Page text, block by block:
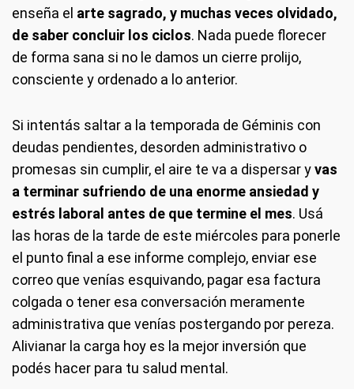
enseña el arte sagrado, y muchas veces olvidado,
de saber concluir los ciclos. Nada puede florecer
de forma sana si no le damos un cierre prolijo,
consciente y ordenado a lo anterior.
Si intentás saltar a la temporada de Géminis con
deudas pendientes, desorden administrativo o
promesas sin cumplir, el aire te va a dispersar yvas
a terminar sufriendo de una enorme ansiedad y
estrés laboral antes de que termine el mes. Usá
las horas de la tarde de este miércoles para ponerle
el punto final a ese informe complejo, enviar ese
correo que venías esquivando, pagar esa factura
colgada o tener esa conversación meramente
administrativa que venías postergando por pereza.
Alivianar la carga hoy es la mejor inversión que
podés hacer para tu salud mental.